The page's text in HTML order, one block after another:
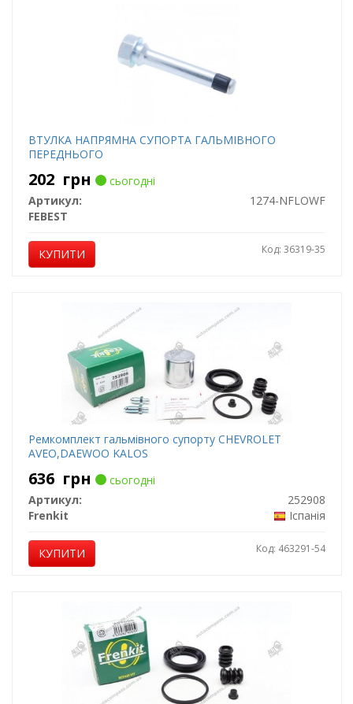
ВТУЛКА НАПРЯМНА СУПОРТА ГАЛЬМІВНОГО
ПЕРЕДНЬОГО
202 грн
сьогодні
Артикул:
1274-NFLOWF
FEBEST
КУПИТИ Код: 36319-35
Ремкомплект гальмівного супорту CHEVROLET
AVEO,DAEWOO KALOS
636 грн
сьогодні
Артикул:
252908
Frenkit
Іспанія
КУПИТИ Код: 463291-54